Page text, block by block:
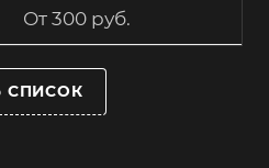
От 300 руб.
СПИСОК